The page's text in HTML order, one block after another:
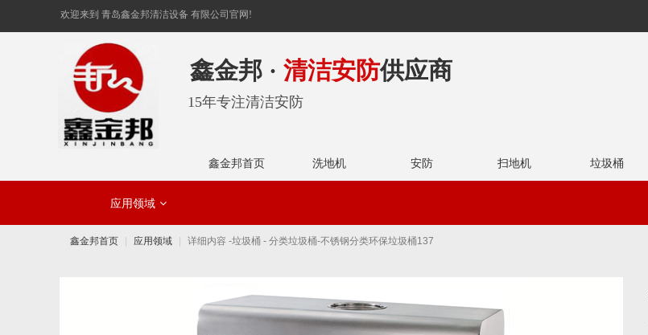
欢迎来到 青岛鑫金邦清洁设备 有限公司官网!
鑫金邦首页 洗地机 安防 扫地机 垃圾桶
15年专注清洁安防
鑫金邦 · 清洁安防供应商
应用领域
工业领域 物业领域
鑫金邦首页 应用领域 详细内容 -垃圾桶 - 分类垃圾桶-不锈钢分类环保垃圾桶137